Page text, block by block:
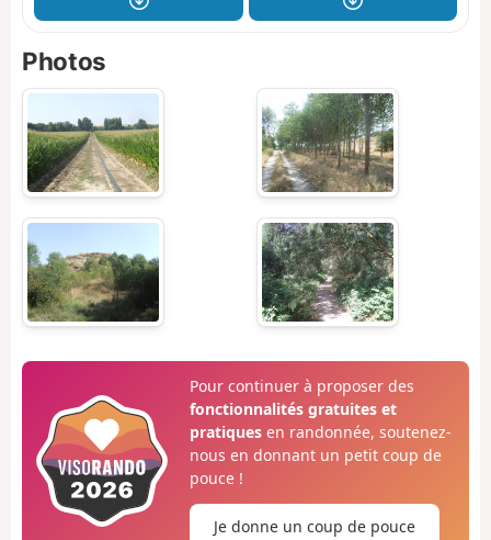
Photos
Pour continuer à proposer des
fonctionnalités gratuites et
pratiquesen randonnée, soutenez-
nous en donnant un petit coup de
pouce !
Je donne un coup de pouce